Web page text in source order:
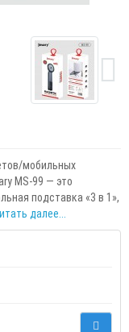
мобильных
MS-99 — это
подставка «3 в 1»,
далее...